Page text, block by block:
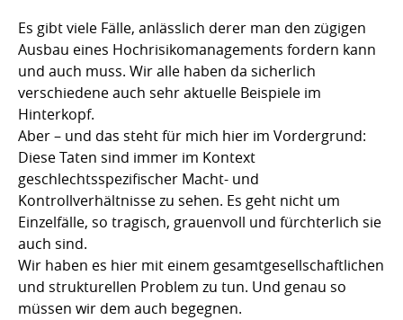
Es gibt viele Fälle, anlässlich derer man den zügigen
Ausbau eines Hochrisikomanagements fordern kann
und auch muss. Wir alle haben da sicherlich
verschiedene auch sehr aktuelle Beispiele im
Hinterkopf.
Aber – und das steht für mich hier im Vordergrund:
Diese Taten sind immer im Kontext
geschlechtsspezifischer Macht- und
Kontrollverhältnisse zu sehen. Es geht nicht um
Einzelfälle, so tragisch, grauenvoll und fürchterlich sie
auch sind.
Wir haben es hier mit einem gesamtgesellschaftlichen
und strukturellen Problem zu tun. Und genau so
müssen wir dem auch begegnen.